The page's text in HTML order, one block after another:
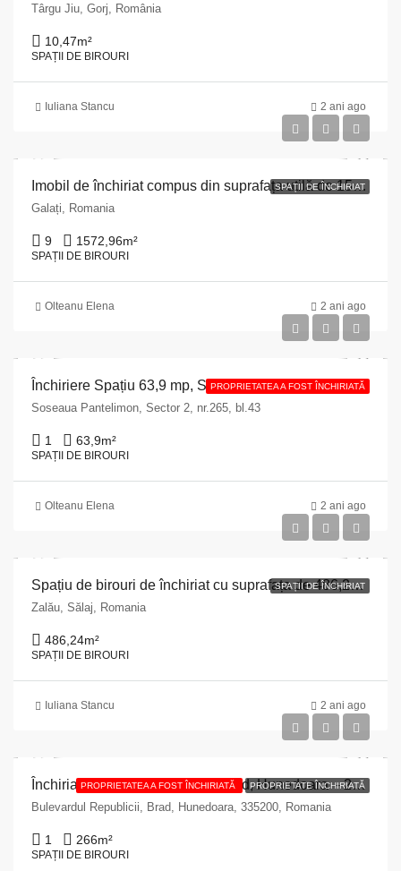
Târgu Jiu, Gorj, România
10,47m²
SPAȚII DE BIROURI
Iuliana Stancu 2 ani ago
SPAȚII DE ÎNCHIRIAT
Imobil de închiriat compus din suprafața utilă de 1572,96 mp și teren cu suprafața de 463 mp situat în Municipiul Galați, str. Lahovary, nr. 6, județul Galați
Galați, Romania
9 1572,96m²
SPAȚII DE BIROURI
Olteanu Elena 2 ani ago
PROPRIETATEA A FOST ÎNCHIRIATĂÎnchiriere Spațiu 63,9 mp, Sector 2, Soseaua Pantelimon, București
Soseaua Pantelimon, Sector 2, nr.265, bl.43
1 63,9m²
SPAȚII DE BIROURI
Olteanu Elena 2 ani ago
SPAȚII DE ÎNCHIRIAT
Spațiu de birouri de închiriat cu suprafața de 486,24 mp situat în Municipiul Zalău, județul Sălaj
Zalău, Sălaj, Romania
486,24m²
SPAȚII DE BIROURI
Iuliana Stancu 2 ani ago
PROPRIETATEA A FOST ÎNCHIRIATĂ PROPRIETATE ÎNCHIRIATĂ
Închiriază spațiu comercial în Brad, Hunedoara – 266 mp, strada Republicii 2
Bulevardul Republicii, Brad, Hunedoara, 335200, Romania
1 266m²
SPAȚII DE BIROURI